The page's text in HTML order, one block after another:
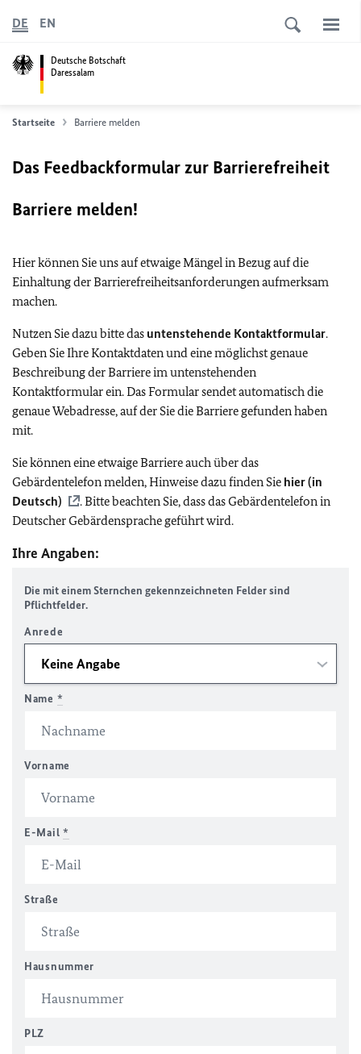
Deutsche Botschaft
Daressalam
DE EN
Startseite Barriere melden
Das Feedbackformular zur Barrierefreiheit
Barriere melden!
Hier können Sie uns auf etwaige Mängel in Bezug auf die
Einhaltung der Barrierefreiheitsanforderungen aufmerksam
machen.
Nutzen Sie dazu bitte das untenstehende Kontaktformular.
Geben Sie Ihre Kontaktdaten und eine möglichst genaue
Beschreibung der Barriere im untenstehenden
Kontaktformular ein. Das Formular sendet automatisch die
genaue Webadresse, auf der Sie die Barriere gefunden haben
mit.
Sie können eine etwaige Barriere auch über das
Gebärdentelefon melden, Hinweise dazu finden Sie hier (in
Deutsch)
. Bitte beachten Sie, dass das Gebärdentelefon in
Deutscher Gebärdensprache geführt wird.
Ihre Angaben:
Die mit einem Sternchen gekennzeichneten Felder sind
Pflichtfelder.
Anrede
Name *
Vorname
E-Mail *
Straße
Hausnummer
PLZ